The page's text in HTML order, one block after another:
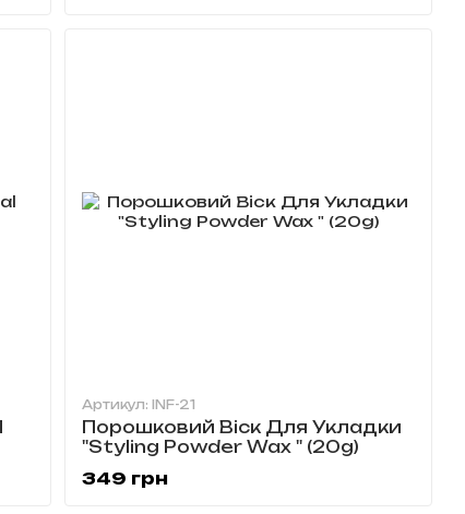
Артикул: INF-21
Порошковий Віск Для Укладки
"Styling Powder Wax " (20g)
349 грн